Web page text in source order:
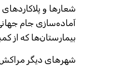
شعارها و
بیمارستان‌ها که از
شهرهای دیگر مراکش